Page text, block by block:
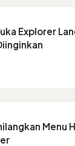
Explorer
Menu